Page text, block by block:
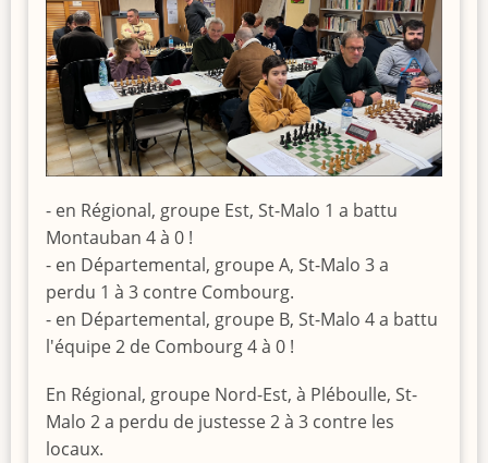
- en Régional, groupe Est, St-Malo 1 a battu
Montauban 4 à 0 !
- en Départemental, groupe A, St-Malo 3 a
perdu 1 à 3 contre Combourg.
- en Départemental, groupe B, St-Malo 4 a battu
l'équipe 2 de Combourg 4 à 0 !
En Régional, groupe Nord-Est, à Pléboulle, St-
Malo 2 a perdu de justesse 2 à 3 contre les
locaux.